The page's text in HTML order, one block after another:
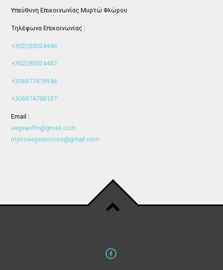
Υπεύθυνη Επικοινωνίας Μυρτώ Φλώρου
Τηλέφωνα Επικοινωνίας :
+302285024446
+302285024447
+306977479946
+306974788137
Email :
aegeanfm@gmail.com
myrtoaegeanvoice@gmail.com